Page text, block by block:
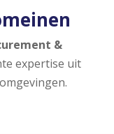
&
expertise uit